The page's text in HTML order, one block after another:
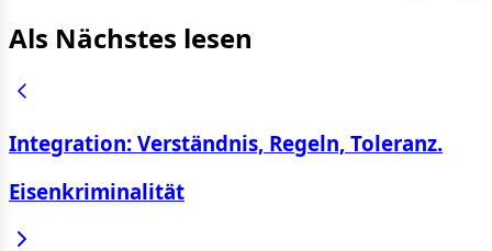
Als Nächstes lesen
Integration: Verständnis, Regeln, Toleranz.
Eisenkriminalität